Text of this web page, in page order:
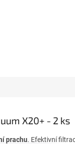
X20+ - 2 ks
prachu. Efektivní